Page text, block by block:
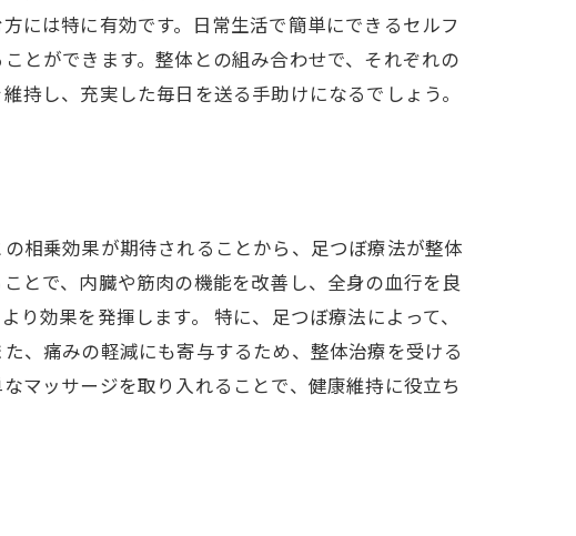
には特に有効です。日常生活で簡単にできるセルフ
とができます。整体との組み合わせで、それぞれの
持し、充実した毎日を送る手助けになるでしょう。
相乗効果が期待されることから、足つぼ療法が整体
とで、内臓や筋肉の機能を改善し、全身の血行を良
効果を発揮します。 特に、足つぼ療法によって、
、痛みの軽減にも寄与するため、整体治療を受ける
マッサージを取り入れることで、健康維持に役立ち